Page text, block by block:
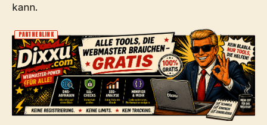
kann.
PARTNERLINK